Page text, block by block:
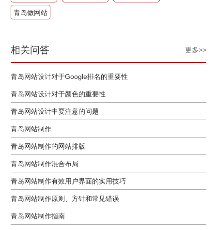
青岛做网站
相关问答 更多>>
青岛网站设计对于Google排名的重要性
青岛网站设计对于颜色的重要性
青岛网站设计中要注意的问题
青岛网站制作
青岛网站制作的网站排版
青岛网站制作混合布局
青岛网站制作有效用户界面的实用技巧
青岛网站制作原则、方针和常见错误
青岛网站制作指南